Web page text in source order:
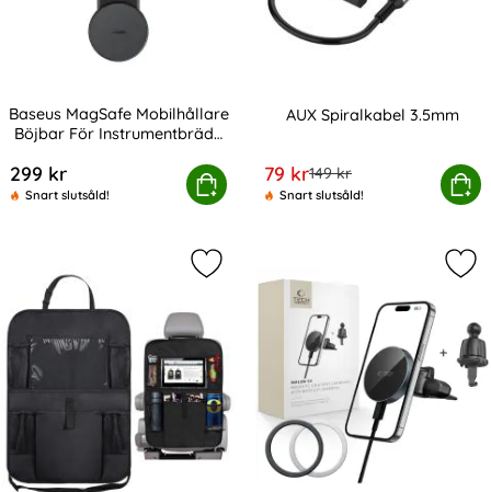
Baseus MagSafe Mobilhållare
Böjbar För Instrumentbräda
299 kr
Snart slutsåld!
Köp
Mobilhållare Böjbar För Instrumentbräda Svart
AUX Spiralkabel 3.5mm
rea pris
79 krtidigare pris
149 kr
Snart slutsåld!
Köp
AUX
Markera organiseringsväska För